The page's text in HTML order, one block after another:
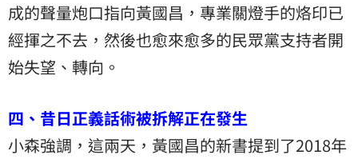
成的聲量炮口指向黃國昌，專業關燈手的烙印已
經揮之不去，然後也愈來愈多的民眾黨支持者開
始失望、轉向。
四、昔日正義話術被拆解正在發生
小森強調，這兩天，黃國昌的新書提到了2018年